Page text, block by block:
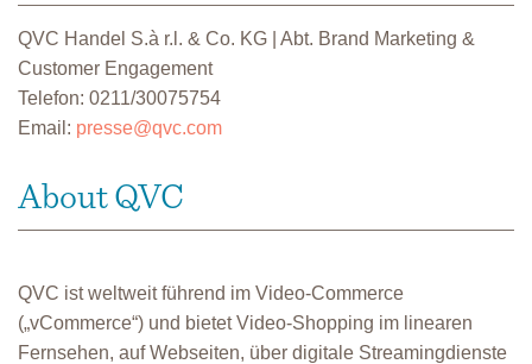
QVC Handel S.à r.l. & Co. KG | Abt. Brand Marketing &
Customer Engagement
Telefon: 0211/30075754
Email: presse@qvc.com
About QVC
QVC ist weltweit führend im Video-Commerce
(„vCommerce“) und bietet Video-Shopping im linearen
Fernsehen, auf Webseiten, über digitale Streamingdienste